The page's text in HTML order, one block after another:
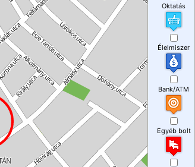
Oktatás
Élelmiszer
Bank/ATM
Egyéb bolt